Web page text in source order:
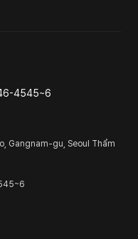
4545~6
Gangnam-gu, Seoul Thẩm